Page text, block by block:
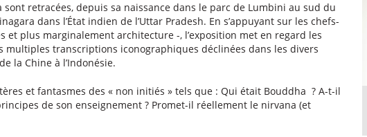
retracées, depuis sa naissance dans le parc de Lumbini au sud du
dans l’État indien de l’Uttar Pradesh. En s’appuyant sur les chefs-
et plus marginalement architecture -, l’exposition met en regard les
multiples transcriptions iconographiques déclinées dans les divers
la Chine à l’Indonésie.
et fantasmes des « non initiés » tels que : Qui était Bouddha ? A-t-il
de son enseignement ? Promet-il réellement le nirvana (et